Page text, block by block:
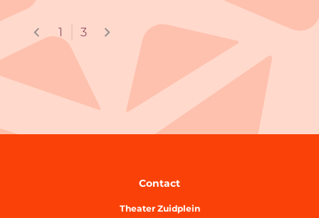
1 3
Contact
Theater Zuidplein